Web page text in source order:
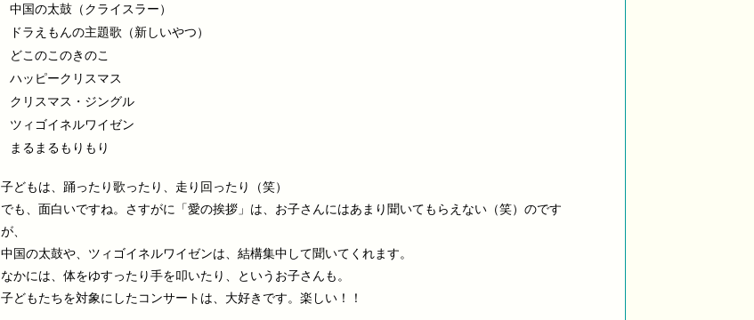
中国の太鼓（クライスラー）
ドラえもんの主題歌（新しいやつ）
どこのこのきのこ
ハッピークリスマス
クリスマス・ジングル
ツィゴイネルワイゼン
まるまるもりもり
子どもは、踊ったり歌ったり、走り回ったり（笑）
でも、面白いですね。さすがに「愛の挨拶」は、お子さんにはあまり聞いてもらえない（笑）のです
が、
中国の太鼓や、ツィゴイネルワイゼンは、結構集中して聞いてくれます。
なかには、体をゆすったり手を叩いたり、というお子さんも。
子どもたちを対象にしたコンサートは、大好きです。楽しい！！